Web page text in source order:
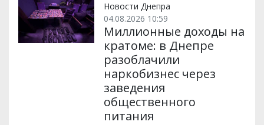
Новости Днепра
04.08.2026 10:59
Миллионные доходы на
кратоме: в Днепре
разоблачили
наркобизнес через
заведения
общественного
питания